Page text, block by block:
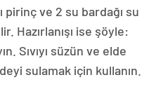
pirinç ve 2 su bardağı su
Hazırlanışı ise şöyle:
Sıvıyı süzün ve elde
sulamak için kullanın.